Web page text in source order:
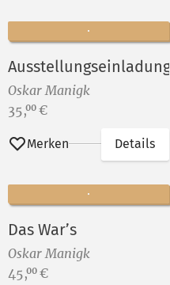
Ausstellungseinladung
Oskar Manigk
Preis:
35,00 €
Merken Details
Das War’s
Oskar Manigk
Preis:
45,00 €